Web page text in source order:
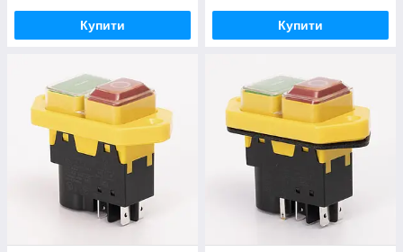
Купити Купити